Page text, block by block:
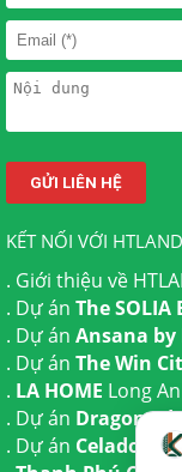
KẾT NỐI VỚI HTLAND
. Giới thiệu về
. Dự án The SOLIA
. Dự án Ansana by
. Dự án The Win
. LA HOME Long An
. Dự án Dragon
. Dự án Celadon